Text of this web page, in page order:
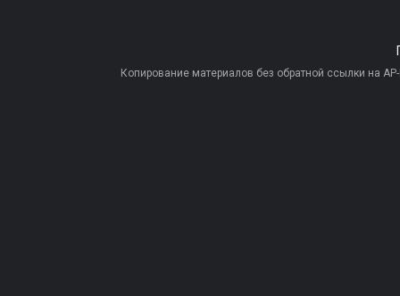
Копирование материалов без обратной ссылки на